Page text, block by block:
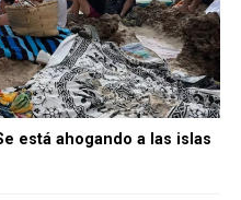
está ahogando a las islas